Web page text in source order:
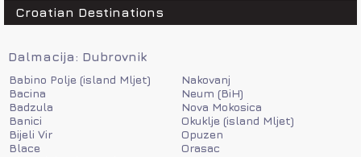
Croatian Destinations
Dalmacija: Dubrovnik
Babino Polje (island Mljet)
Bacina
Badzula
Banici
Bijeli Vir
Blace
Nakovanj
Neum (BiH)
Nova Mokosica
Okuklje (island Mljet)
Opuzen
Orasac